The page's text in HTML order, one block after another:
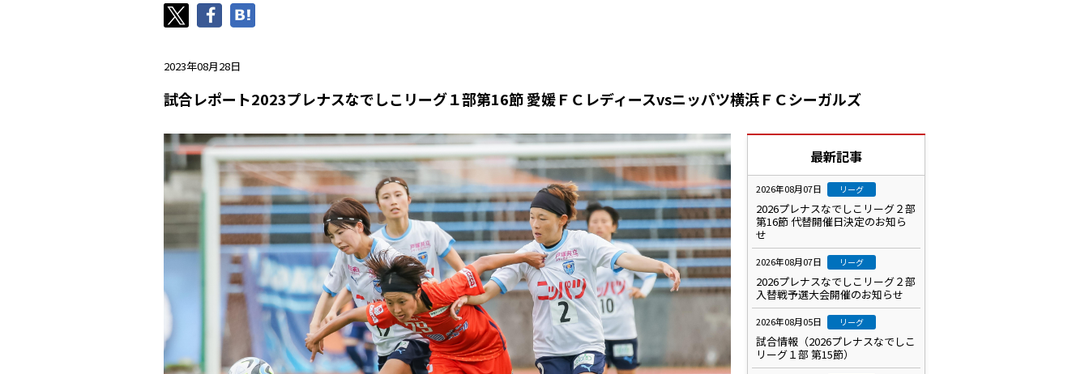
2023年08月28日
試合レポート2023プレナスなでしこリーグ１部第16節 愛媛ＦＣレディースvsニッパツ横浜ＦＣシーガルズ
最新記事
2026年08月07日 リーグ
2026プレナスなでしこリーグ２部
第16節 代替開催日決定のお知ら
せ
2026年08月07日 リーグ
2026プレナスなでしこリーグ２部
入替戦予選大会開催のお知らせ
2026年08月05日 リーグ
試合情報（2026プレナスなでしこ
リーグ１部 第15節）